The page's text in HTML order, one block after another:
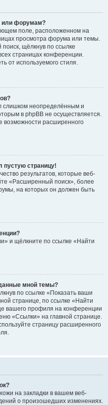
или форумам?
поле, расположенном на
просмотра форума или темы.
щёлкнув по ссылке
страницах конференции.
от используемого стиля.
слишком неопределённым и
в phpBB не осуществляется.
возможности расширенного
пустую страницу!
результатов, которые веб-
«Расширенный поиск», более
на которых он должен быть
и щёлкните по ссылке «Найти
мной темы?
по ссылке «Показать ваши
странице, по ссылке «Найти
вашего профиля на конференции
«Ссылки» на главной странице.
страницу расширенного
на закладки в вашем веб-
о произошедших изменениях.